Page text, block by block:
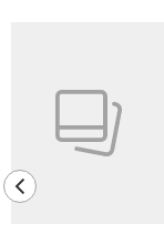
previous element